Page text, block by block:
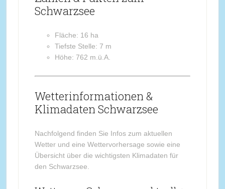
Schwarzsee
Fläche: 16 ha
Tiefste Stelle: 7 m
Höhe: 762 m.ü.A.
Wetterinformationen &
Klimadaten Schwarzsee
Nachfolgend finden Sie Infos zum aktuellen
Wetter und eine Wettervorhersage sowie eine
Übersicht über die wichtigsten Klimadaten für
den Schwarzsee.